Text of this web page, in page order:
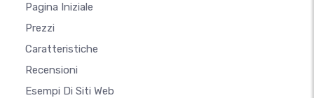
Pagina Iniziale
Prezzi
Caratteristiche
Recensioni
Esempi Di Siti Web